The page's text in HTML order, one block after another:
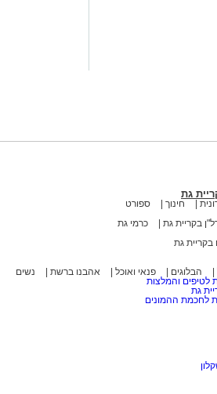
של
מצאתם טעות
גת
חינוך ספורט
בקריית גת כרמי גת
בקריית גת
הבלוגים פנאי ואוכל אהבנו ברשת
נשים
לטיפים והמלצות
גת